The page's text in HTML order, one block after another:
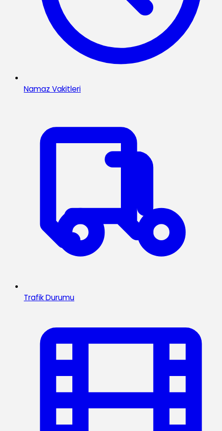
Namaz Vakitleri
Trafik Durumu